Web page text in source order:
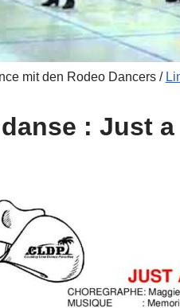
mit den Rodeo Dancers /
: Just